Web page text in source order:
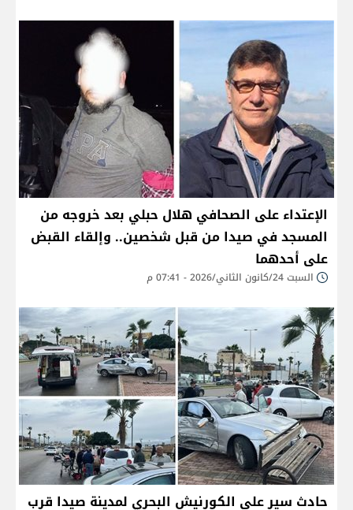
الإعتداء على الصحافي هلال حبلي بعد خروجه من
المسجد في صيدا من قبل شخصين.. وإلقاء القبض
على أحدهما
السبت 24/كانون الثاني/2026 - 07:41 م
حادث سير على الكورنيش البحري لمدينة صيدا قرب